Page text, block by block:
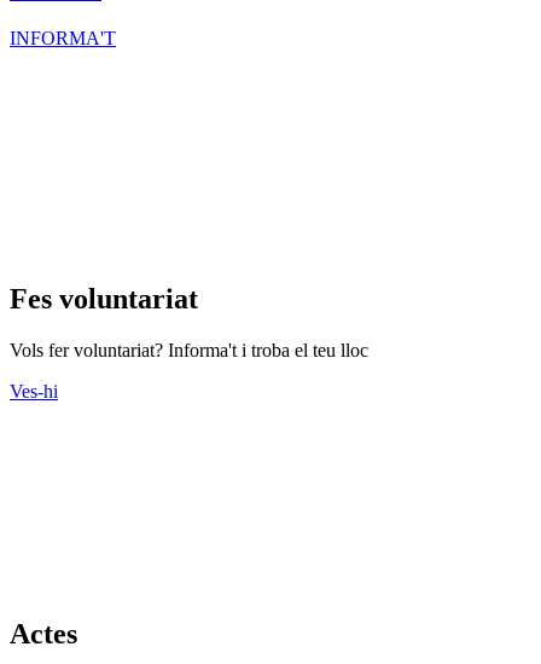
INFORMA'T
Fes voluntariat
Vols fer voluntariat? Informa't i troba el teu lloc
Ves-hi
Actes